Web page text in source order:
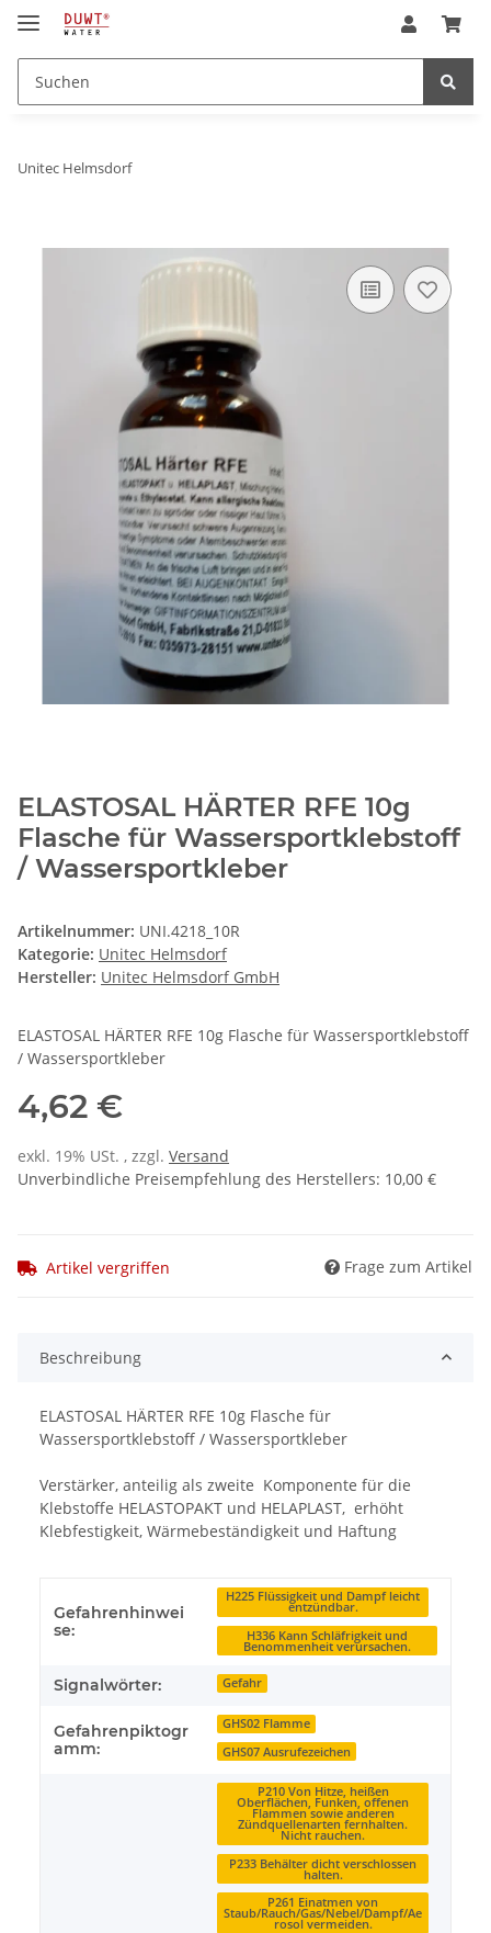
Unitec Helmsdorf
ELASTOSAL HÄRTER RFE 10g
Flasche für Wassersportklebstoff
/ Wassersportkleber
Artikelnummer: UNI.4218_10R
Kategorie: Unitec Helmsdorf
Hersteller: Unitec Helmsdorf GmbH
ELASTOSAL HÄRTER RFE 10g Flasche für Wassersportklebstoff
/ Wassersportkleber
4,62 €
exkl. 19% USt. , zzgl. Versand
Unverbindliche Preisempfehlung des Herstellers: 10,00 €
Artikel vergriffen Frage zum Artikel
Beschreibung
ELASTOSAL HÄRTER RFE 10g Flasche für
Wassersportklebstoff / Wassersportkleber
Verstärker, anteilig als zweite Komponente für die
Klebstoffe HELASTOPAKT und HELAPLAST, erhöht
Klebfestigkeit, Wärmebeständigkeit und Haftung
Gefahrenhinwei
se:
H225 Flüssigkeit und Dampf leicht
entzündbar.
H336 Kann Schläfrigkeit und
Benommenheit verursachen.
Signalwörter: Gefahr
Gefahrenpiktogr
amm:
GHS02 Flamme
GHS07 Ausrufezeichen
P210 Von Hitze, heißen
Oberflächen, Funken, offenen
Flammen sowie anderen
Zündquellenarten fernhalten.
Nicht rauchen.
P233 Behälter dicht verschlossen
halten.
P261 Einatmen von
Staub/Rauch/Gas/Nebel/Dampf/Ae
rosol vermeiden.